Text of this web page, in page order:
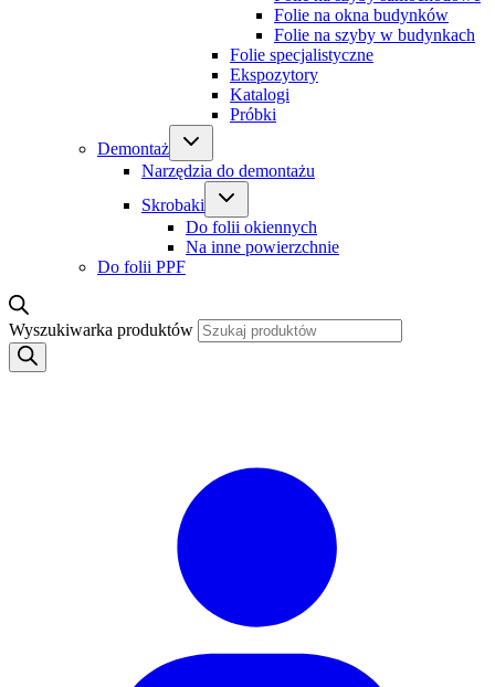
Folie na okna budynków
Folie na szyby w budynkach
Folie specjalistyczne
Ekspozytory
Katalogi
Próbki
Demontaż
Narzędzia do demontażu
Skrobaki
Do folii okiennych
Na inne powierzchnie
Do folii PPF
Wyszukiwarka produktów